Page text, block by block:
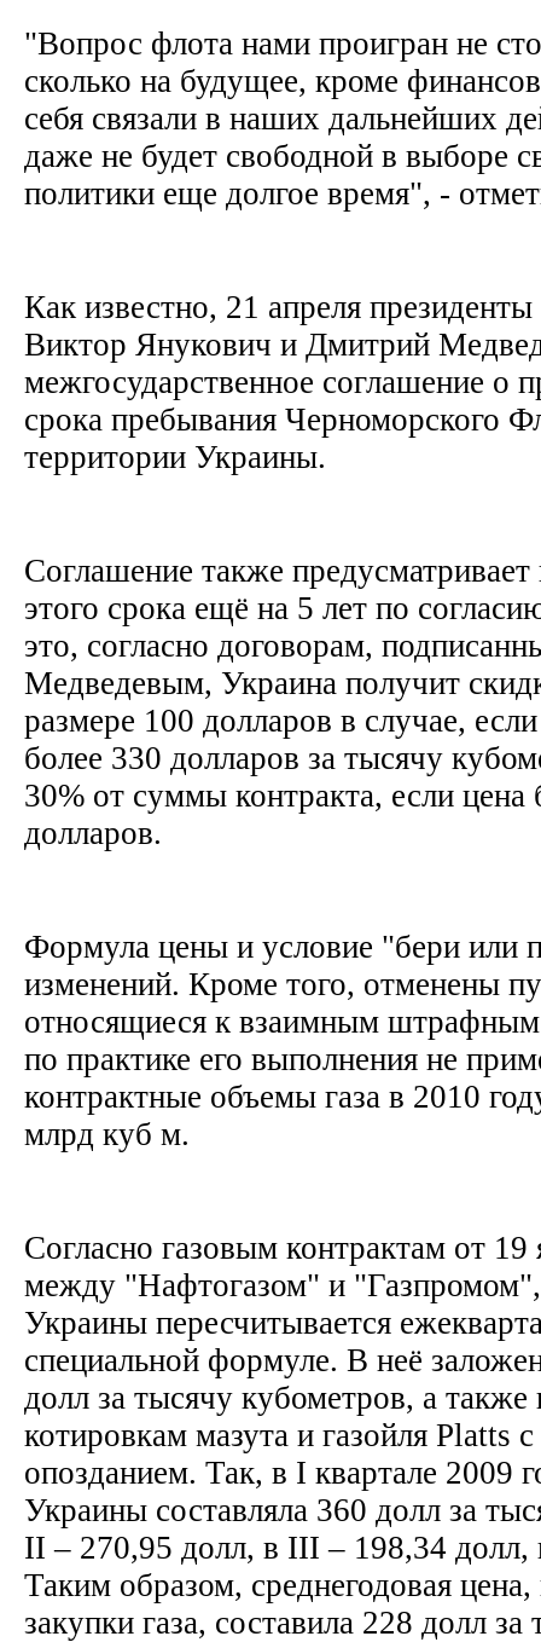
"Вопрос флота нами проигран не
сколько на будущее, кроме
себя связали в наших дальнейших
даже не будет свободной в выборе
политики еще долгое время", -
Как известно, 21 апреля
Виктор Янукович и Дмитрий
межгосударственное соглашение о
срока пребывания Черноморского
территории Украины.
Соглашение также
этого срока ещё на 5 лет по
это, согласно договорам,
Медведевым, Украина получит
размере 100 долларов в случае,
более 330 долларов за тысячу
30% от суммы контракта, если цена
долларов.
Формула цены и условие "бери или
изменений. Кроме того, отменены
относящиеся к взаимным
по практике его выполнения не
контрактные объемы газа в 2010
млрд куб м.
Согласно газовым контрактам от 19
между "Нафтогазом" и "Газпромом",
Украины пересчитывается
специальной формуле. В неё
долл за тысячу кубометров, а также
котировкам мазута и газойля Platts
опозданием. Так, в I квартале 2009
Украины составляла 360 долл за
II – 270,95 долл, в III – 198,34
Таким образом, среднегодовая
закупки газа, составила 228 долл